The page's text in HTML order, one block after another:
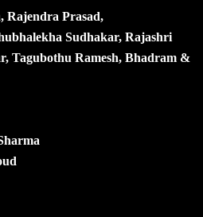
Rajendra Prasad,
Sudhakar, Rajashri
Tagubothu Ramesh, Bhadram &